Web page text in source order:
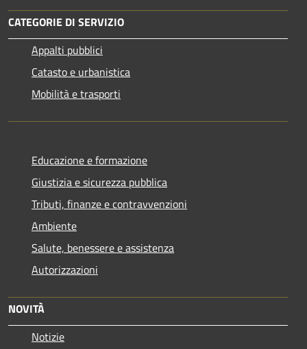
CATEGORIE DI SERVIZIO
Appalti pubblici
Catasto e urbanistica
Mobilità e trasporti
Educazione e formazione
Giustizia e sicurezza pubblica
Tributi, finanze e contravvenzioni
Ambiente
Salute, benessere e assistenza
Autorizzazioni
NOVITÀ
Notizie